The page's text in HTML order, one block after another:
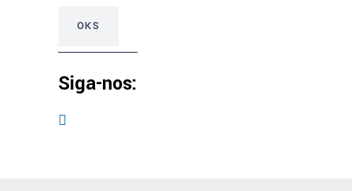
OKS
Siga-nos: